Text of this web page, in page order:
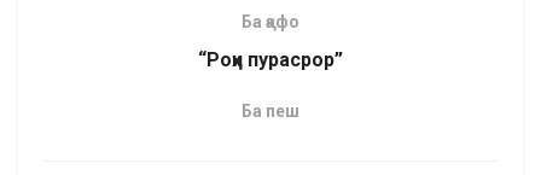
Ба қафо
“Роҳи пурасрор”
Ба пеш